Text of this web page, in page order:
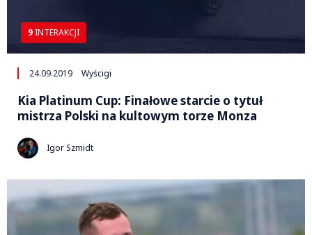
9 INTERAKCJI
24.09.2019 Wyścigi
Kia Platinum Cup: Finałowe starcie o tytuł
mistrza Polski na kultowym torze Monza
Igor Szmidt